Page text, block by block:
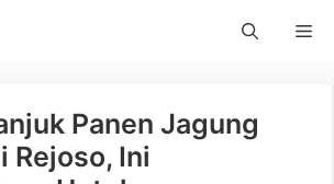
Panen Jagung
Rejoso, Ini